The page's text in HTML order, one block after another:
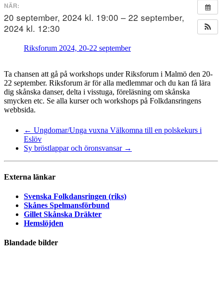
NÄR:
20 september, 2024 kl. 19:00 – 22 september,
2024 kl. 12:30
Riksforum 2024, 20-22 september
Ta chansen att gå på workshops under Riksforum i Malmö den 20-
22 september. Riksforum är för alla medlemmar och du kan få lära
dig skånska danser, delta i visstuga, föreläsning om skånska
smycken etc. Se alla kurser och workshops på Folkdansringens
webbsida.
← Ungdomar/Unga vuxna Välkomna till en polskekurs i
Eslöv
Sy bröstlappar och öronsvansar →
Externa länkar
Svenska Folkdansringen (riks)
Skånes Spelmansförbund
Gillet Skånska Dräkter
Hemslöjden
Blandade bilder